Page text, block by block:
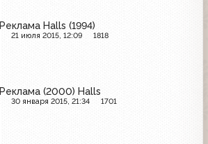
Реклама Halls (1994)
21 июля 2015, 12:09 1818
Реклама (2000) Halls
30 января 2015, 21:34 1701